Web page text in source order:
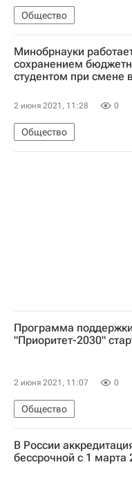
Общество
Навигатор абитуриента
Россия
Минобрнауки
сохранением
студентом при смене
2 июня 2021, 11:28 0
Общество
Программа
"Приоритет-2030"
2 июня 2021, 11:07 0
Общество
Навигатор абитуриента
В России
бессрочной с 1 марта